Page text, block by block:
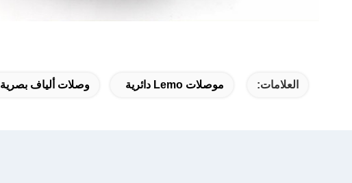
العلامات: موصلات Lemo دائرية وصلات ألياف بصرية Lemo,lemo Triax موصلات